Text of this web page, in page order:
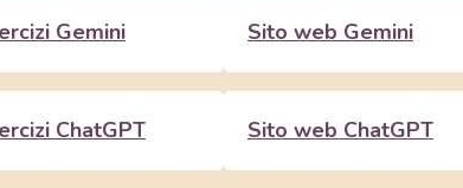
Gemini Sito web Gemini
ChatGPT Sito web ChatGPT